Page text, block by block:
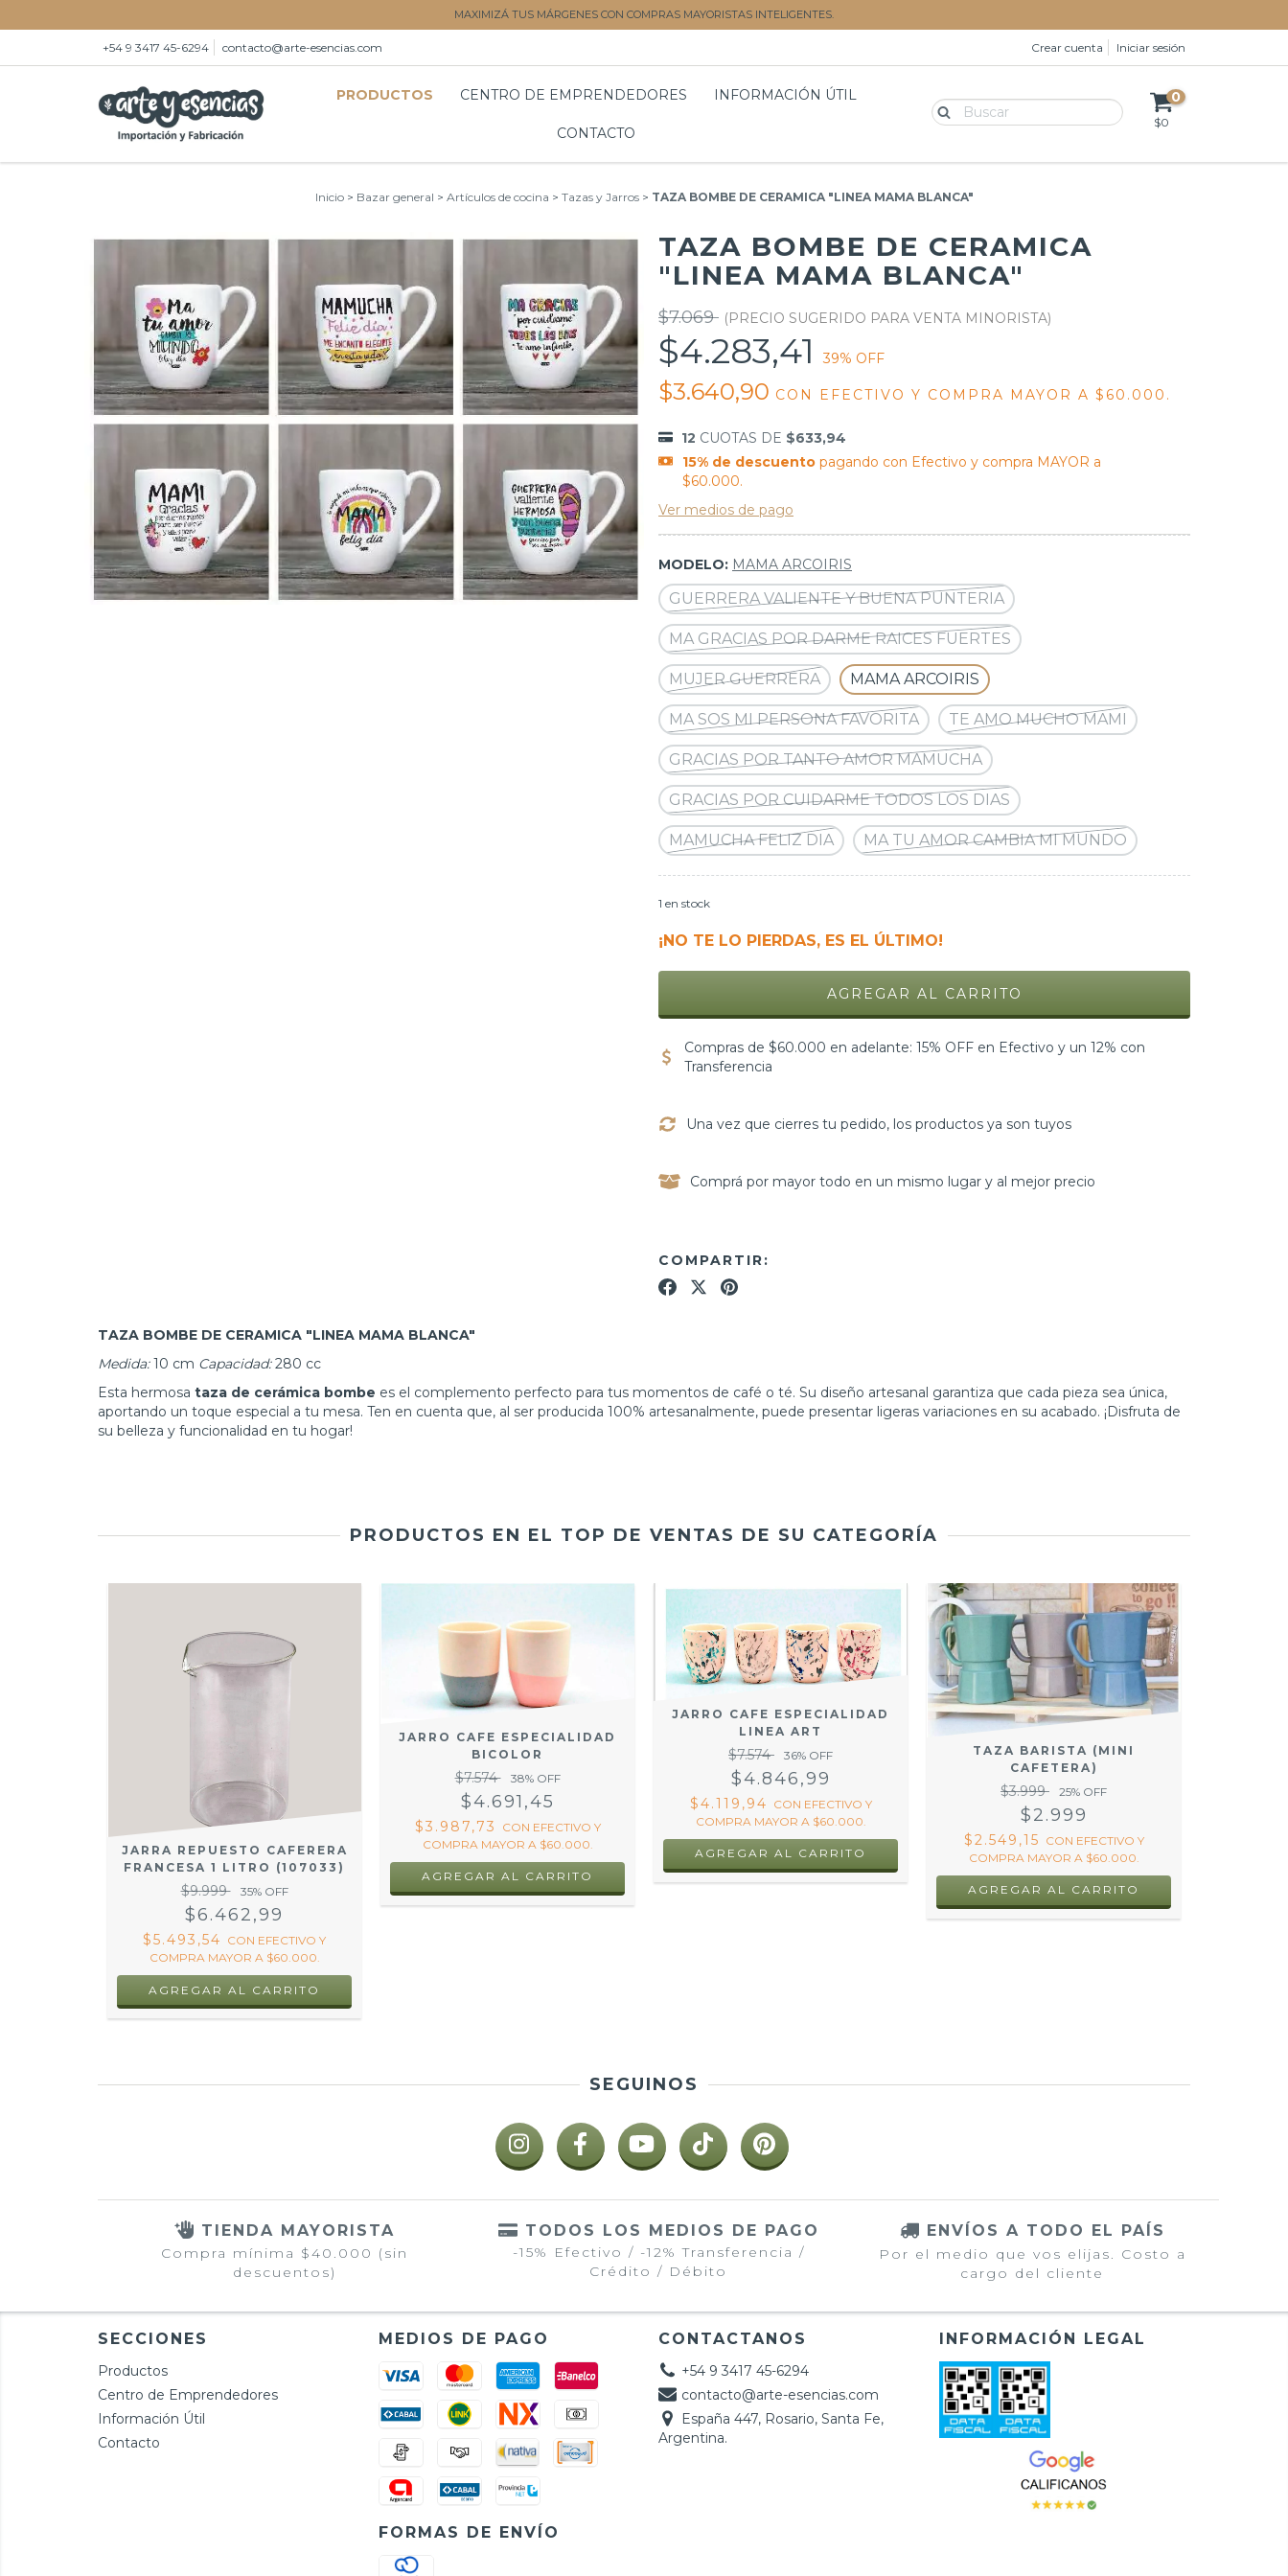
MAXIMIZÁ TUS MÁRGENES CON COMPRAS MAYORISTAS INTELIGENTES.
+54 9 3417 45-6294 contacto@arte-esencias.com Crear cuenta Iniciar sesión
PRODUCTOS CENTRO DE EMPRENDEDORES INFORMACIÓN ÚTIL
CONTACTO
0
$0
Inicio > Bazar general > Artículos de cocina > Tazas y Jarros > TAZA BOMBE DE CERAMICA "LINEA MAMA BLANCA"
TAZA BOMBE DE CERAMICA
"LINEA MAMA BLANCA"
$7.069
$4.283,4139% OFF
$3.640,90 CON EFECTIVO Y COMPRA MAYOR A $60.000.
12 CUOTAS DE $633,94
15% de descuentopagando con Efectivo y compra MAYOR a
$60.000.
Ver medios de pago
MODELO: MAMA ARCOIRIS
GUERRERA VALIENTE Y BUENA PUNTERIA
MA GRACIAS POR DARME RAICES FUERTES
MUJER GUERRERA MAMA ARCOIRIS
MA SOS MI PERSONA FAVORITA TE AMO MUCHO MAMI
GRACIAS POR TANTO AMOR MAMUCHA
GRACIAS POR CUIDARME TODOS LOS DIAS
MAMUCHA FELIZ DIA MA TU AMOR CAMBIA MI MUNDO
1 en stock
¡NO TE LO PIERDAS, ES EL ÚLTIMO!
Compras de $60.000 en adelante: 15% OFF en Efectivo y un 12% con
Transferencia
Una vez que cierres tu pedido, los productos ya son tuyos
Comprá por mayor todo en un mismo lugar y al mejor precio
COMPARTIR:
TAZA BOMBE DE CERAMICA "LINEA MAMA BLANCA"
Medida:10 cm Capacidad:280 cc
Esta hermosa taza de cerámica bombe es el complemento perfecto para tus momentos de café o té. Su diseño artesanal garantiza que cada pieza sea única,
aportando un toque especial a tu mesa. Ten en cuenta que, al ser producida 100% artesanalmente, puede presentar ligeras variaciones en su acabado. ¡Disfruta de
su belleza y funcionalidad en tu hogar!
PRODUCTOS EN EL TOP DE VENTAS DE SU CATEGORÍA
JARRA REPUESTO CAFERERA
FRANCESA 1 LITRO (107033)
$9.999 35% OFF
$6.462,99
$5.493,54 CON EFECTIVO Y
COMPRA MAYOR A $60.000.
JARRO CAFE ESPECIALIDAD
BICOLOR
$7.574 38% OFF
$4.691,45
$3.987,73 CON EFECTIVO Y
COMPRA MAYOR A $60.000.
AGREGAR AL CARRITO
JARRO CAFE ESPECIALIDAD
LINEA ART
$7.574 36% OFF
$4.846,99
$4.119,94 CON EFECTIVO Y
COMPRA MAYOR A $60.000.
AGREGAR AL CARRITO
TAZA BARISTA (MINI
CAFETERA)
$3.999 25% OFF
$2.999
$2.549,15 CON EFECTIVO Y
COMPRA MAYOR A $60.000.
AGREGAR AL CARRITO
SEGUINOS
TIENDA MAYORISTA
Compra mínima $40.000 (sin
descuentos)
TODOS LOS MEDIOS DE PAGO
-15% Efectivo / -12% Transferencia /
Crédito / Débito
ENVÍOS A TODO EL PAÍS
Por el medio que vos elijas. Costo a
cargo del cliente
SECCIONES
Productos
Centro de Emprendedores
Información Útil
Contacto
MEDIOS DE PAGO
FORMAS DE ENVÍO
CONTACTANOS
+54 9 3417 45-6294
contacto@arte-esencias.com
España 447, Rosario, Santa Fe,
Argentina.
INFORMACIÓN LEGAL